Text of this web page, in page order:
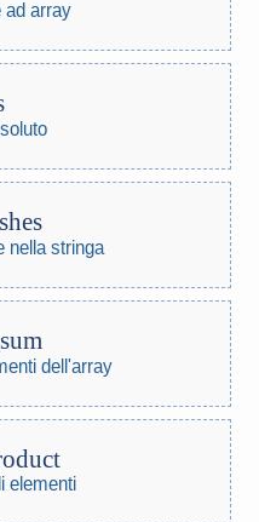
ad array
nella stringa
dell'array
elementi